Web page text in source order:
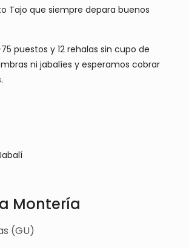
Tajo que siempre depara buenos
puestos y 12 rehalas sin cupo de
ni jabalíes y esperamos cobrar
Montería
(GU)